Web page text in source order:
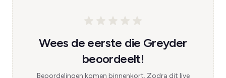
Wees de eerste die Greyder
beoordeelt!
Beoordelingen komen binnenkort. Zodra dit live